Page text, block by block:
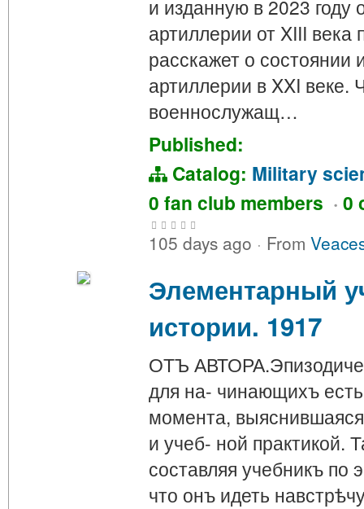
и изданную в 2023 году
артиллерии от XIII века
расскажет о состоянии
артиллерии в XXI веке.
военнослужащ…
Published:
Catalog: Military
0 fan club members · 0
105 days ago · From
Элементарный
истории. 1917
ОТЪ
для на- чинающихъ
момента, выяснившаяся
и учеб- ной практикой.
составляя учебникъ по
что онъ идеть